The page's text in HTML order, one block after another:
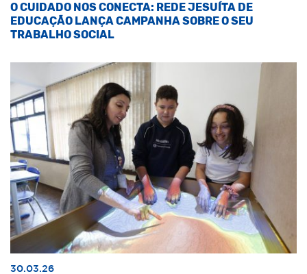
O CUIDADO NOS CONECTA: REDE JESUÍTA DE
EDUCAÇÃO LANÇA CAMPANHA SOBRE O SEU
TRABALHO SOCIAL
30.03.26